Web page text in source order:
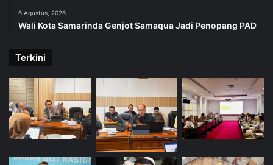
6 Agustus, 2026
Wali Kota Samarinda Genjot Samaqua Jadi Penopang PAD
Terkini